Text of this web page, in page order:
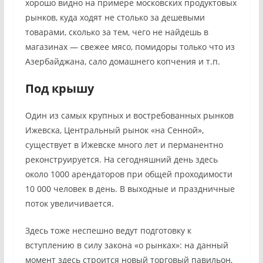
хорошо видно на примере московских продуктовых
рынков, куда ходят не столько за дешевыми
товарами, сколько за тем, чего не найдешь в
магазинах — свежее мясо, помидоры только что из
Азербайджана, сало домашнего копчения и т.п.
Под крышу
Один из самых крупных и востребованных рынков
Ижевска, Центральный рынок «на Сенной»,
существует в Ижевске много лет и перманентно
реконструируется. На сегодняшний день здесь
около 1000 арендаторов при общей проходимости
10 000 человек в день. В выходные и праздничные
поток увеличивается.
Здесь тоже неспешно ведут подготовку к
вступлению в силу закона «о рынках»: на данный
момент здесь строится новый торговый павильон,